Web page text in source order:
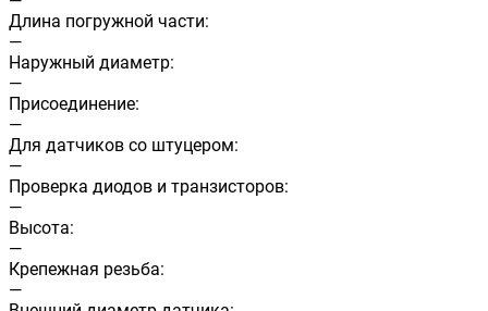
Длина погружной части:
—
Наружный диаметр:
—
Присоединение:
—
Для датчиков со штуцером:
—
Проверка диодов и транзисторов:
—
Высота:
—
Крепежная резьба:
—